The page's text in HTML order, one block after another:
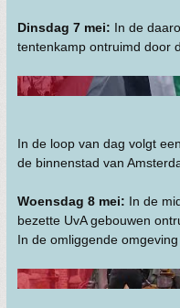
Dinsdag 7 mei: In de
tentenkamp ontruimd door
In de loop van dag volgt
de binnenstad van
Woensdag 8 mei: In de
bezette UvA gebouwen
In de omliggende